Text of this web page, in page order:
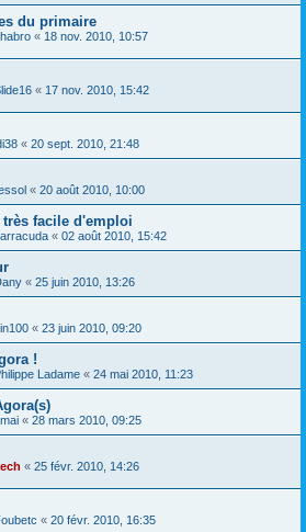
du primaire
« 18 nov. 2010, 10:57
« 17 nov. 2010, 15:42
« 20 sept. 2010, 21:48
« 20 août 2010, 10:00
très facile d'emploi
« 02 août 2010, 15:42
« 25 juin 2010, 13:26
« 23 juin 2010, 09:20
!
Ladame « 24 mai 2010, 11:23
« 28 mars 2010, 09:25
« 25 févr. 2010, 14:26
« 20 févr. 2010, 16:35